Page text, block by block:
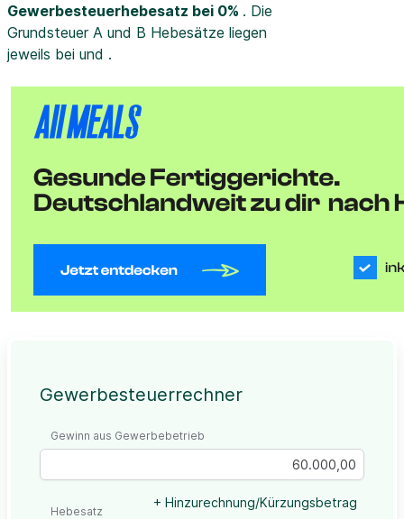
Gewerbesteuerhebesatz bei 0% . Die
Grundsteuer A und B Hebesätze liegen
jeweils bei und .
Gewerbesteuerrechner
Gewinn aus Gewerbebetrieb
+ Hinzurechnung/Kürzungsbetrag
Hebesatz